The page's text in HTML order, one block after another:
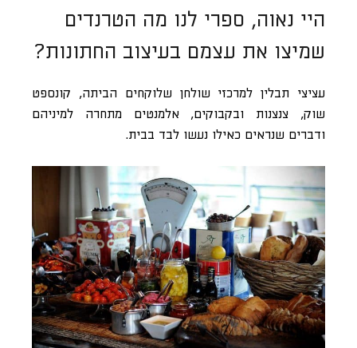
היי נאוה, ספרי לנו מה הטרנדים
שמיצו את עצמם בעיצוב החתונות?
עציצי תבלין למרכזי שולחן שלוקחים הביתה, קונספט
שוק, צנצנות ובקבוקים, אלמנטים מתחרה למיניהם
ודברים שנראים כאילו נעשו לבד בבית.